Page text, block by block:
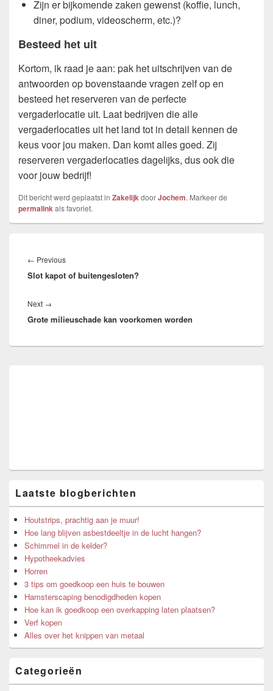
Zijn er bijkomende zaken gewenst (koffie, lunch,
diner, podium, videoscherm, etc.)?
Besteed het uit
Kortom, ik raad je aan: pak het uitschrijven van de
antwoorden op bovenstaande vragen zelf op en
besteed het reserveren van de perfecte
vergaderlocatie uit. Laat bedrijven die alle
vergaderlocaties uit het land tot in detail kennen de
keus voor jou maken. Dan komt alles goed. Zij
reserveren vergaderlocaties dagelijks, dus ook die
voor jouw bedrijf!
Dit bericht werd geplaatst in ZakelijkdoorJochem. Markeer de
permalinkals favoriet.
navigatie
← PreviousPrevious
post:
Slot kapot of buitengesloten?
Next →
post:
Grote milieuschade kan voorkomen worden
Laatste blogberichten
Houtstrips, prachtig aan je muur!
Hoe lang blijven asbestdeeltje in de lucht hangen?
Schimmel in de kelder?
Hypotheekadvies
Horren
3 tips om goedkoop een huis te bouwen
Hamsterscaping benodigdheden kopen
Hoe kan ik goedkoop een overkapping laten plaatsen?
Verf kopen
Alles over het knippen van metaal
Categorieën